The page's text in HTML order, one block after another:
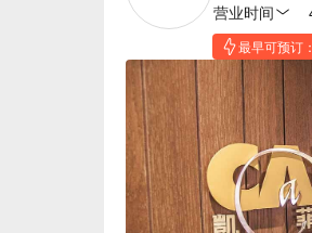
营业时间
最早可预订